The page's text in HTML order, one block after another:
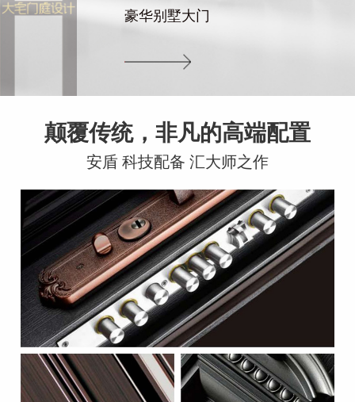
豪华别墅大门
颠覆传统，非凡的高端配置
安盾 科技配备 汇大师之作